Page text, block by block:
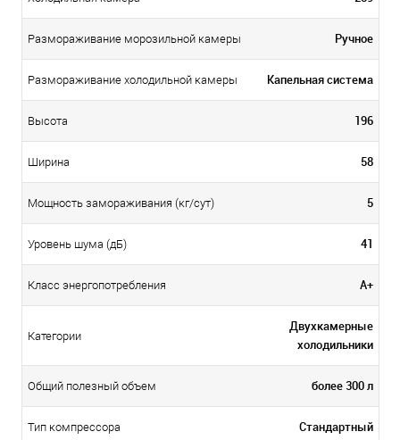
Размораживание морозильной камеры Ручное
Размораживание холодильной камеры Капельная система
Высота 196
Ширина 58
Мощность замораживания (кг/сут) 5
Уровень шума (дБ) 41
Класс энергопотребления А+
Категории
Двухкамерные
холодильники
Общий полезный объем более 300 л
Тип компрессора Стандартный